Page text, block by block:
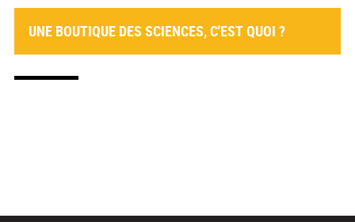
UNE BOUTIQUE DES SCIENCES, C'EST QUOI ?